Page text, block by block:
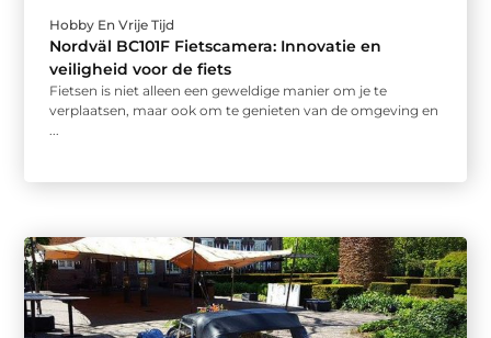
Hobby En Vrije Tijd
Nordväl BC101F Fietscamera: Innovatie en
veiligheid voor de fiets
Fietsen is niet alleen een geweldige manier om je te
verplaatsen, maar ook om te genieten van de omgeving en
...